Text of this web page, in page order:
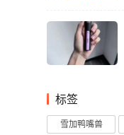
标签
雪加鸭嘴兽